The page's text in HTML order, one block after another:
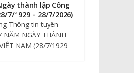
thành lập Công
7/1929 – 28/7/2026)
Thông tin tuyên
NĂM NGÀY THÀNH
NAM (28/7/1929